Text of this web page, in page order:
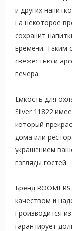
и других
на некоторое
сохранит
времени. Таким
свежестью и
вечера.
Емкость для
Silver 11822
который
дома или
украшением
взгляды гостей.
Бренд
качеством и
производится
гарантирует